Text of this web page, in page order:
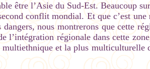
être l’Asie du Sud-Est. Beaucoup
conflit mondial. Et que c’est
nous montrerons que cette
régionale dans cette
et la plus multiculturelle